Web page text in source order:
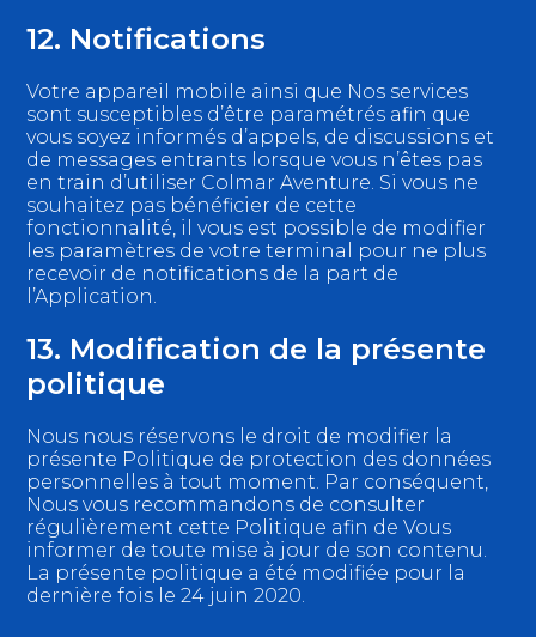
12. Notifications
Votre appareil mobile ainsi que Nos services
sont susceptibles d’être paramétrés afin que
vous soyez informés d’appels, de discussions et
de messages entrants lorsque vous n’êtes pas
en train d’utiliser Colmar Aventure. Si vous ne
souhaitez pas bénéficier de cette
fonctionnalité, il vous est possible de modifier
les paramètres de votre terminal pour ne plus
recevoir de notifications de la part de
l’Application.
13. Modification de la présente
politique
Nous nous réservons le droit de modifier la
présente Politique de protection des données
personnelles à tout moment. Par conséquent,
Nous vous recommandons de consulter
régulièrement cette Politique afin de Vous
informer de toute mise à jour de son contenu.
La présente politique a été modifiée pour la
dernière fois le 24 juin 2020.